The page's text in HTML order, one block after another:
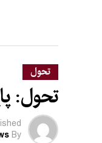
تحول
تحول:
By